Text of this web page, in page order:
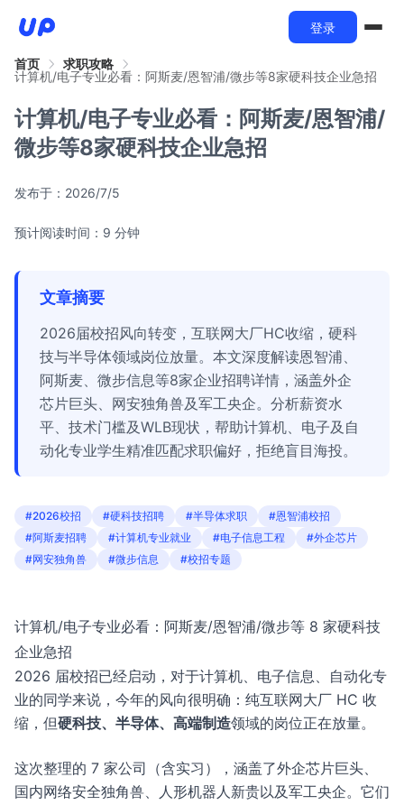
登录
首页
求职攻略
计算机/电子专业必看：阿斯麦/恩智浦/微步等8家硬科技企业急招
计算机/电子专业必看：阿斯麦/恩智浦/
微步等8家硬科技企业急招
发布于： 2026/7/5
预计阅读时间：9 分钟
文章摘要
2026届校招风向转变，互联网大厂HC收缩，硬科
技与半导体领域岗位放量。本文深度解读恩智浦、
阿斯麦、微步信息等8家企业招聘详情，涵盖外企
芯片巨头、网安独角兽及军工央企。分析薪资水
平、技术门槛及WLB现状，帮助计算机、电子及自
动化专业学生精准匹配求职偏好，拒绝盲目海投。
#2026校招 #硬科技招聘 #半导体求职
#恩智浦校招
#阿斯麦招聘
#计算机专业就业 #电子信息工程
#外企芯片
#网安独角兽
#微步信息 #校招专题
计算机/电子专业必看：阿斯麦/恩智浦/微步等 8 家硬科技
企业急招
2026 届校招已经启动，对于计算机、电子信息、自动化专
业的同学来说，今年的风向很明确：纯互联网大厂 HC 收
缩，但硬科技、半导体、高端制造领域的岗位正在放量。
这次整理的 7 家公司（含实习），涵盖了外企芯片巨头、
国内网络安全独角兽、人形机器人新贵以及军工央企。它们